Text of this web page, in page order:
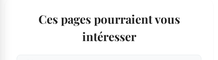
Ces pages pourraient vous
intéresser